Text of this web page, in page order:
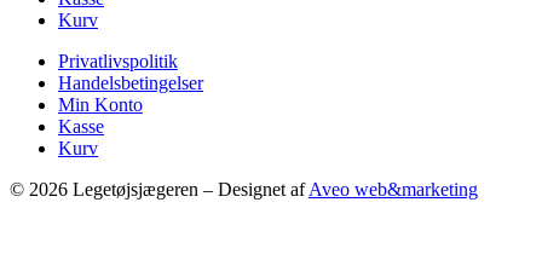
Kurv
Privatlivspolitik
Handelsbetingelser
Min Konto
Kasse
Kurv
© 2026 Legetøjsjægeren – Designet afAveo web&marketing